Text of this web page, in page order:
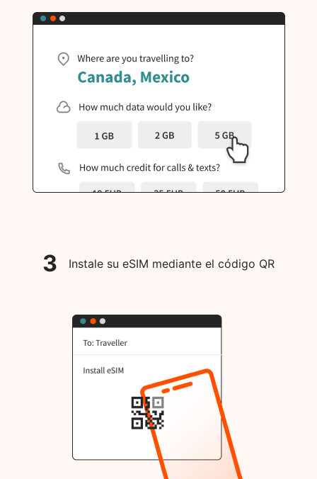
3 Instale su eSIM mediante el código QR